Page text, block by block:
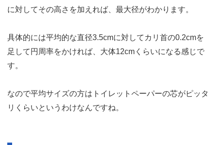
に対してその高さを加えれば、最大径がわかります。
具体的には平均的な直径3.5cmに対してカリ首の0.2cmを
足して円周率をかければ、大体12cmくらいになる感じで
す。
なので平均サイズの方はトイレットペーパーの芯がピッタ
リくらいというわけなんですね。